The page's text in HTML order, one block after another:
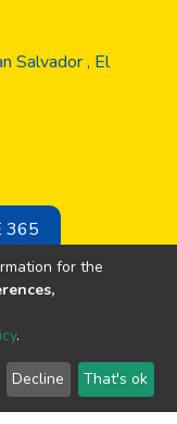
Salvador , El
365
derechos son
de El
for the
.
Decline That's ok